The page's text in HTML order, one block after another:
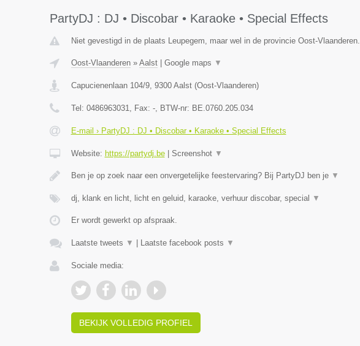
PartyDJ : DJ • Discobar • Karaoke • Special Effects
Niet gevestigd in de plaats Leupegem, maar wel in de provincie Oost-Vlaanderen.
Oost-Vlaanderen» Aalst| Google maps ▼
Capucienenlaan 104/9, 9300 Aalst(Oost-Vlaanderen)
Tel: 0486963031, Fax: -, BTW-nr: BE.0760.205.034
E-mail › PartyDJ : DJ • Discobar • Karaoke • Special Effects
Website: https://partydj.be| Screenshot ▼
Ben je op zoek naar een onvergetelijke feestervaring? Bij PartyDJ ben je ▼
dj, klank en licht, licht en geluid, karaoke, verhuur discobar, special ▼
Er wordt gewerkt op afspraak.
Laatste tweets ▼ Laatste facebook posts ▼
Sociale media:
BEKIJK VOLLEDIG PROFIEL